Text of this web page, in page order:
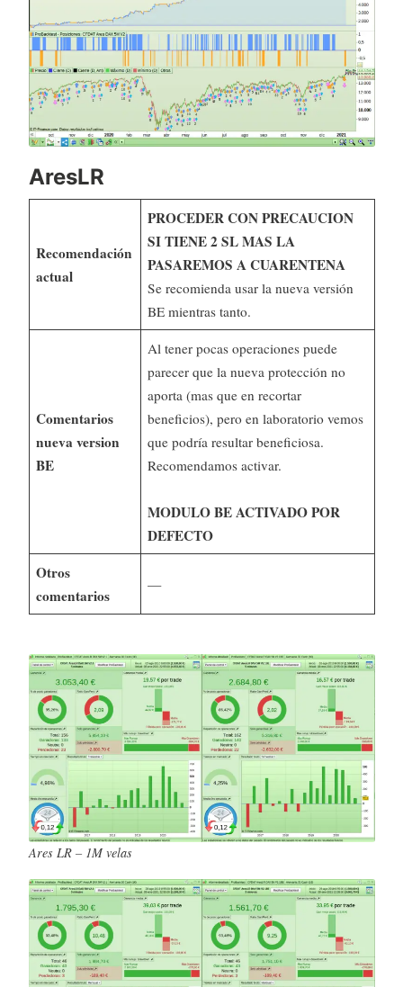
AresLR
Recomendación
actual
PROCEDER CON PRECAUCION
SI TIENE 2 SL MAS LA
PASAREMOS A CUARENTENA
Se recomienda usar la nueva versión
BE mientras tanto.
Comentarios
nueva version
BE
Al tener pocas operaciones puede
parecer que la nueva protección no
aporta (mas que en recortar
beneficios), pero en laboratorio vemos
que podría resultar beneficiosa.
Recomendamos activar.
MODULO BE ACTIVADO POR
DEFECTO
Otros
comentarios
—
Ares LR – 1M velas